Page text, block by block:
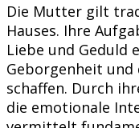
Die Mutter gilt
Hauses. Ihre
Liebe und Geduld
Geborgenheit und
schaffen. Durch
die emotionale